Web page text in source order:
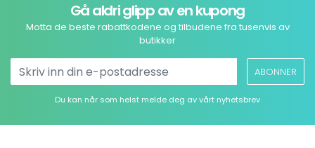
Gå aldri glipp av en kupong
Motta de beste rabattkodene og tilbudene fra tusenvis av
butikker
ABONNER
Du kan når som helst melde deg av vårt nyhetsbrev